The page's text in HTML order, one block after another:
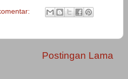
Postingan Lama